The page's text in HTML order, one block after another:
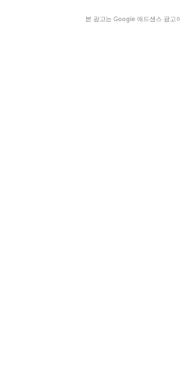
본 광고는 Google 애드센스 광고